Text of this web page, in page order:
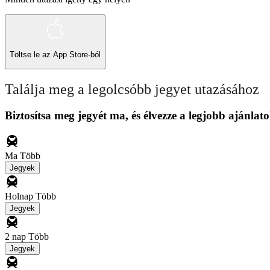
Töltse le az App Store-ból
Találja meg a legolcsóbb jegyet utazásához
Biztosítsa meg jegyét ma, és élvezze a legjobb
Ma Több
Jegyek
Holnap Több
Jegyek
2 nap Több
Jegyek